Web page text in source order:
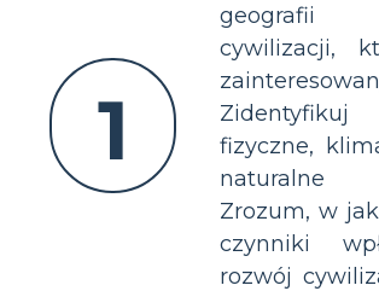
1
geografii
cywilizacji,
fizyczne,
naturalne
Zrozum, w
czynniki
rozwój